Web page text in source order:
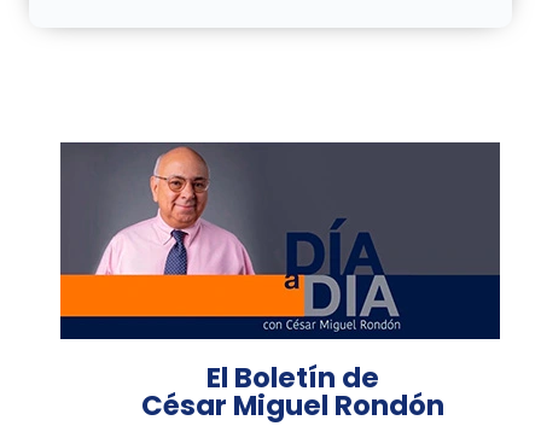
El Boletín de
César Miguel Rondón